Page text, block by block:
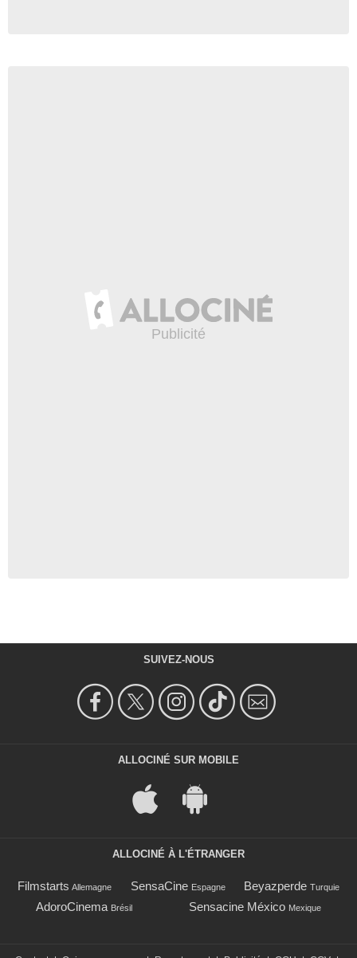
SUIVEZ-NOUS
ALLOCINÉ SUR MOBILE
ALLOCINÉ À L'ÉTRANGER
Filmstarts Allemagne SensaCine Espagne Beyazperde Turquie
AdoroCinema Brésil Sensacine México Mexique